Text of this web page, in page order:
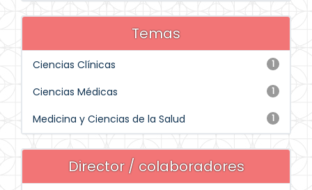
Temas
1
Ciencias Clínicas
1
Ciencias Médicas
1
Medicina y Ciencias de la Salud
Director / colaboradores